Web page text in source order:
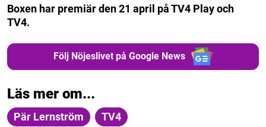
Boxen har premiär den 21 april på TV4 Play och
TV4.
Följ Nöjeslivet på Google News
Läs mer om...
Pär Lernström TV4